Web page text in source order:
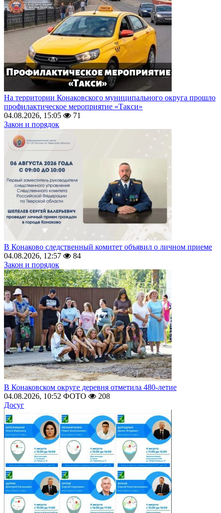
На территории Конаковского муниципального округа прошло
профилактическое мероприятие «Такси»
04.08.2026, 15:05
71
Закон и порядок
В Конаково следственный комитет объявил о личном приеме
04.08.2026, 12:57
84
Закон и порядок
В Конаковском округе деревня отметила 480-летие
04.08.2026, 10:52 ФОТО
208
Досуг